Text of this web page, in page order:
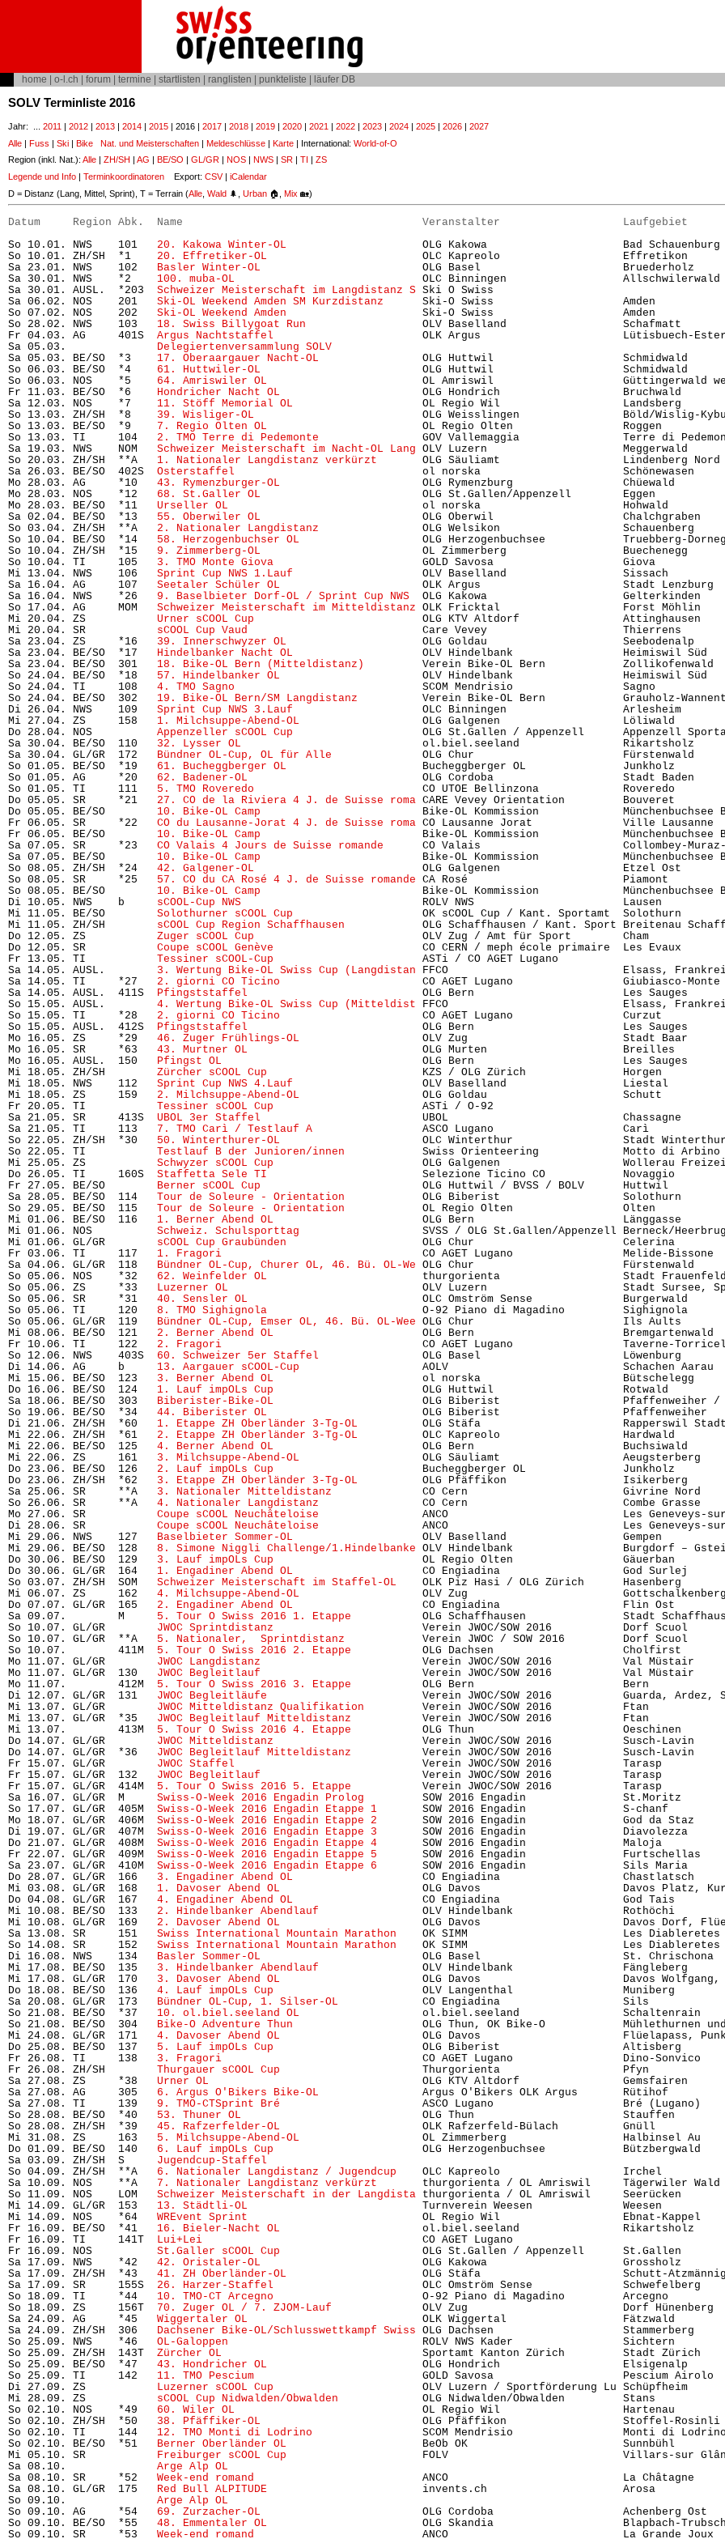
home o-l.ch forum termine startlisten ranglisten punkteliste läufer DB
SOLV Terminliste 2016
Jahr: ... 2011 | 2012 | 2013 | 2014 | 2015 | 2016 | 2017 | 2018 | 2019 | 2020 | 2021 | 2022 | 2023 | 2024 | 2025 | 2026 | 2027
Alle | Fuss | Ski | Bike Nat. und Meisterschaften | Meldeschlüsse | Karte | International: World-of-O
Region (inkl. Nat.): Alle ZH/SH AG BE/SO GL/GR NOS NWS SR TI
ZS
Legende und Info | Terminkoordinatoren Export: CSV| iCalendar
D = Distanz (Lang, Mittel, Sprint), T = Terrain (Alle Wald 🌲, Urban 🏠, Mix 🏡)
Datum     Region Abk.  Name                                     Veranstalter                   Laufgebiet
So 10.01. NWS    101 20. Kakowa Winter-OL
OLG Kakowa
So 10.01. ZH/SH  *1 20. Effretiker-OL
OLC Kapreolo
Sa 23.01. NWS    102
Basler Winter-OL
OLG Basel
Sa 30.01. NWS    *2 100. muba-OL
OLC Binningen
Sa 30.01. AUSL.  *203 Schweizer Meisterschaft im Langdistanz S Ski O
Sa 06.02. NOS    201 Ski-OL Weekend Amden SM Kurzdistanz
Ski-O Swiss
So 07.02. NOS    202 Ski-OL Weekend Amden
Ski-O Swiss
So 28.02. NWS    103 18. Swiss Billygoat Run
OLV Baselland
Fr 04.03. AG     401S Argus Nachtstaffel
OLK Argus
Sa 05.03.
Delegiertenversammlung SOLV
Sa 05.03. BE/SO  *3 17. Oberaargauer Nacht-OL
OLG Huttwil
So 06.03. BE/SO  *4 61. Huttwiler-OL
OLG Huttwil
So 06.03. NOS    *5 64. Amriswiler OL
OL Amriswil
Fr 11.03. BE/SO  *6
Hondricher Nacht OL
OLG Hondrich
Sa 12.03. NOS    *7 11. Stöff Memorial OL
OL Regio Wil
So 13.03. ZH/SH  *8 39. Wisliger-OL
OLG Weisslingen                Böld/
So 13.03. BE/SO  *9 7. Regio Olten OL
OL Regio Olten
So 13.03. TI     104 2. TMO Terre di Pedemonte
GOV Vallemaggia
Sa 19.03. NWS    NOM Schweizer Meisterschaft im Nacht-OL Lang OLV Luzern
So 20.03. ZH/SH  **A 1. Nationaler Langdistanz verkürzt
OLG Säuliamt
Sa 26.03. BE/SO  402S Osterstaffel
ol norska
Mo 28.03. AG     *10 43. Rymenzburger-OL
OLG Rymenzburg
Mo 28.03. NOS    *12 68. St.Galler OL
OLG St.Gallen/Appenzell
Mo 28.03. BE/SO  *11 Urseller OL
ol norska
Sa 02.04. BE/SO  *13 55. Oberwiler OL
OLG Oberwil
So 03.04. ZH/SH  **A 2. Nationaler Langdistanz
OLG Welsikon
So 10.04. BE/SO  *14 58. Herzogenbuchser OL
OLG Herzogenbuchsee
So 10.04. ZH/SH  *15 9. Zimmerberg-OL
OL Zimmerberg
So 10.04. TI     105 3. TMO Monte Giova
GOLD Savosa
Mi 13.04. NWS    106 Sprint Cup NWS 1.Lauf
OLV Baselland
Sa 16.04. AG     107 Seetaler Schüler OL
OLK Argus
Sa 16.04. NWS    *26 9. Baselbieter Dorf-OL / Sprint Cup NWS OLG Kakowa
So 17.04. AG     MOM Schweizer Meisterschaft im Mitteldistanz OLK Fricktal
Mi 20.04. ZS Urner sCOOL Cup
OLG KTV Altdorf
Mi 20.04. SR sCOOL Cup Vaud
Care Vevey
Sa 23.04. ZS     *16 39. Innerschwyzer OL
OLG Goldau
Sa 23.04. BE/SO  *17
Hindelbanker Nacht OL
OLV Hindelbank
Sa 23.04. BE/SO  301 18. Bike-OL Bern (Mitteldistanz)
Verein Bike-OL Bern
So 24.04. BE/SO  *18 57. Hindelbanker OL
OLV Hindelbank
So 24.04. TI     108 4. TMO Sagno
SCOM Mendrisio
So 24.04. BE/SO  302 19. Bike-OL Bern/SM Langdistanz
Verein Bike-OL Bern
Di 26.04. NWS    109 Sprint Cup NWS 3.Lauf
OLC Binningen
Mi 27.04. ZS     158 1. Milchsuppe-Abend-OL
OLG Galgenen
Do 28.04. NOS Appenzeller sCOOL Cup
OLG St.Gallen / Appenzell      Appenzell
Sa 30.04. BE/SO  110 32. Lysser OL
ol.biel.seeland
Sa 30.04. GL/GR  172
Bündner OL-Cup, OL für Alle
OLG Chur
So 01.05. BE/SO  *19 61. Bucheggberger OL
Bucheggberger OL
So 01.05. AG     *20 62. Badener-OL
OLG Cordoba
So 01.05. TI     111 5. TMO Roveredo
CO UTOE Bellinzona
Do 05.05. SR     *21 27. CO de la Riviera 4 J. de Suisse roma CARE Vevey Orientation
Do 05.05. BE/SO 10. Bike-OL Camp
Bike-OL Kommission
Fr 06.05. SR     *22 CO du Lausanne-Jorat 4 J. de Suisse roma CO Lausanne Jorat
Fr 06.05. BE/SO 10. Bike-OL Camp
Bike-OL Kommission
Sa 07.05. SR     *23 CO Valais 4 Jours de Suisse romande
CO Valais
Sa 07.05. BE/SO 10. Bike-OL Camp
Bike-OL Kommission
So 08.05. ZH/SH  *24 42. Galgener-OL
OLG Galgenen
So 08.05. SR     *25 57. CO du CA Rosé 4 J. de Suisse romande CA Rosé
So 08.05. BE/SO 10. Bike-OL Camp
Bike-OL Kommission
Di 10.05. NWS    b sCOOL-Cup NWS
ROLV NWS
Mi 11.05. BE/SO Solothurner sCOOL Cup
OK sCOOL Cup / Kant.
Mi 11.05. ZH/SH sCOOL Cup Region Schaffhausen
OLG Schaffhausen / Kant. Sport
Do 12.05. ZS Zuger sCOOL Cup
OLV Zug / Amt für
Do 12.05. SR Coupe sCOOL Genève
CO CERN / meph école
Fr 13.05. TI Tessiner sCOOL-Cup
ASTi / CO
Sa 14.05. AUSL. 3. Wertung Bike-OL Swiss Cup (Langdistan FFCO
Sa 14.05. TI     *27 2. giorni CO Ticino
CO AGET Lugano
Sa 14.05. AUSL.  411S
Pfingststaffel
OLG Bern
So 15.05. AUSL. 4. Wertung Bike-OL Swiss Cup (Mitteldist FFCO
So 15.05. TI     *28 2. giorni CO Ticino
CO AGET Lugano
So 15.05. AUSL.  412S
Pfingststaffel
OLG Bern
Mo 16.05. ZS     *29 46. Zuger Frühlings-OL
OLV Zug
Mo 16.05. SR     *63 43. Murtner OL
OLG Murten
Mo 16.05. AUSL.  150
Pfingst OL
OLG Bern
Mi 18.05. ZH/SH Zürcher sCOOL Cup
KZS / OLG Zürich
Mi 18.05. NWS    112 Sprint Cup NWS 4.Lauf
OLV Baselland
Mi 18.05. ZS     159 2. Milchsuppe-Abend-OL
OLG Goldau
Fr 20.05. TI Tessiner sCOOL Cup
Sa 21.05. SR     413S UBOL 3er Staffel
UBOL
Sa 21.05. TI     113 7. TMO Carì / Testlauf A
ASCO Lugano
So 22.05. ZH/SH  *30 50. Winterthurer-OL
OLC Winterthur
So 22.05. TI Testlauf B der Junioren/innen
Swiss Orienteering
Mi 25.05. ZS Schwyzer sCOOL Cup
OLG Galgenen                   Wollerau
Do 26.05. TI     160S Staffetta Sele TI
Selezione Ticino CO
Fr 27.05. BE/SO
Berner sCOOL Cup
OLG Huttwil / BVSS / BOLV
Sa 28.05. BE/SO  114 Tour de Soleure - Orientation
OLG Biberist
So 29.05. BE/SO  115 Tour de Soleure - Orientation
OL Regio Olten
Mi 01.06. BE/SO  116 1. Berner Abend OL
OLG Bern
Mi 01.06. NOS Schweiz. Schulsporttag
SVSS / OLG St.Gallen/Appenzell
Mi 01.06. GL/GR sCOOL Cup Graubünden
OLG Chur
Fr 03.06. TI     117 1. Fragori
CO AGET Lugano
Sa 04.06. GL/GR  118
Bündner OL-Cup, Churer OL, 46. Bü. OL-We OLG Chur
So 05.06. NOS    *32 62. Weinfelder OL
thurgorienta
So 05.06. ZS     *33
Luzerner OL
OLV Luzern
So 05.06. SR     *31 40. Sensler OL
OLC Omström Sense
So 05.06. TI     120 8. TMO Sighignola
O-92 Piano di Magadino
So 05.06. GL/GR  119
Bündner OL-Cup, Emser OL, 46. Bü. OL-Wee OLG Chur
Mi 08.06. BE/SO  121 2. Berner Abend OL
OLG Bern
Fr 10.06. TI     122 2. Fragori
CO AGET Lugano
So 12.06. NWS    403S 60. Schweizer 5er Staffel
OLG Basel
Di 14.06. AG     b 13. Aargauer sCOOL-Cup
AOLV
Mi 15.06. BE/SO  123 3. Berner Abend OL
ol norska
Do 16.06. BE/SO  124 1. Lauf impOLs Cup
OLG Huttwil
Sa 18.06. BE/SO  303
Biberister-Bike-OL
OLG Biberist
So 19.06. BE/SO  *34 44. Biberister OL
OLG Biberist
Di 21.06. ZH/SH  *60 1. Etappe ZH Oberländer 3-Tg-OL
OLG Stäfa
Mi 22.06. ZH/SH  *61 2. Etappe ZH Oberländer 3-Tg-OL
OLC Kapreolo
Mi 22.06. BE/SO  125 4. Berner Abend OL
OLG Bern
Mi 22.06. ZS     161 3. Milchsuppe-Abend-OL
OLG Säuliamt
Do 23.06. BE/SO  126 2. Lauf impOLs Cup
Bucheggberger OL
Do 23.06. ZH/SH  *62 3. Etappe ZH Oberländer 3-Tg-OL
OLG Pfäffikon
Sa 25.06. SR     **A 3. Nationaler Mitteldistanz
CO Cern
So 26.06. SR     **A 4. Nationaler Langdistanz
CO Cern
Mo 27.06. SR Coupe sCOOL Neuchâteloise
ANCO                           Les
Di 28.06. SR Coupe sCOOL Neuchâteloise
ANCO                           Les
Mi 29.06. NWS    127
Baselbieter Sommer-OL
OLV Baselland
Mi 29.06. BE/SO  128 8. Simone Niggli Challenge/1.Hindelbanke OLV Hindelbank
Do 30.06. BE/SO  129 3. Lauf impOLs Cup
OL Regio Olten
Do 30.06. GL/GR  164 1. Engadiner Abend OL
CO Engiadina
So 03.07. ZH/SH  SOM Schweizer Meisterschaft im Staffel-OL
OLK Piz Hasi / OLG Zürich
Mi 06.07. ZS     162 4. Milchsuppe-Abend-OL
OLV Zug
Do 07.07. GL/GR  165 2. Engadiner Abend OL
CO Engiadina
Sa 09.07.        M 5. Tour O Swiss 2016 1. Etappe
OLG Schaffhausen
So 10.07. GL/GR JWOC Sprintdistanz
Verein JWOC/SOW 2016
So 10.07. GL/GR  **A 5. Nationaler,  Sprintdistanz
Verein JWOC / SOW 2016
So 10.07.        411M 5. Tour O Swiss 2016 2. Etappe
OLG Dachsen
Mo 11.07. GL/GR JWOC Langdistanz
Verein JWOC/SOW 2016
Mo 11.07. GL/GR  130 JWOC Begleitlauf
Verein JWOC/SOW 2016
Mo 11.07.        412M 5. Tour O Swiss 2016 3. Etappe
OLG Bern
Di 12.07. GL/GR  131 JWOC Begleitläufe
Verein JWOC/SOW 2016
Mi 13.07. GL/GR JWOC Mitteldistanz Qualifikation
Verein JWOC/SOW 2016
Mi 13.07. GL/GR  *35 JWOC Begleitlauf Mitteldistanz
Verein JWOC/SOW 2016
Mi 13.07.        413M 5. Tour O Swiss 2016 4. Etappe
OLG Thun
Do 14.07. GL/GR JWOC Mitteldistanz
Verein JWOC/SOW 2016
Do 14.07. GL/GR  *36 JWOC Begleitlauf Mitteldistanz
Verein JWOC/SOW 2016
Fr 15.07. GL/GR JWOC Staffel
Verein JWOC/SOW 2016
Fr 15.07. GL/GR  132 JWOC Begleitlauf
Verein JWOC/SOW 2016
Fr 15.07. GL/GR  414M 5. Tour O Swiss 2016 5. Etappe
Verein JWOC/SOW 2016
Sa 16.07. GL/GR  M Swiss-O-Week 2016 Engadin Prolog
SOW 2016 Engadin
So 17.07. GL/GR  405M Swiss-O-Week 2016 Engadin Etappe 1
SOW 2016 Engadin
Mo 18.07. GL/GR  406M Swiss-O-Week 2016 Engadin Etappe 2
SOW 2016 Engadin
Di 19.07. GL/GR  407M Swiss-O-Week 2016 Engadin Etappe 3
SOW 2016 Engadin
Do 21.07. GL/GR  408M Swiss-O-Week 2016 Engadin Etappe 4
SOW 2016 Engadin
Fr 22.07. GL/GR  409M Swiss-O-Week 2016 Engadin Etappe 5
SOW 2016 Engadin
Sa 23.07. GL/GR  410M Swiss-O-Week 2016 Engadin Etappe 6
SOW 2016 Engadin
Do 28.07. GL/GR  166 3. Engadiner Abend OL
CO Engiadina
Mi 03.08. GL/GR  168 1. Davoser Abend OL
OLG Davos
Do 04.08. GL/GR  167 4. Engadiner Abend OL
CO Engiadina
Mi 10.08. BE/SO  133 2. Hindelbanker Abendlauf
OLV Hindelbank
Mi 10.08. GL/GR  169 2. Davoser Abend OL
OLG Davos                      Davos
Sa 13.08. SR     151 Swiss International Mountain Marathon
OK SIMM
So 14.08. SR     152 Swiss International Mountain Marathon
OK SIMM
Di 16.08. NWS    134
Basler Sommer-OL
OLG Basel
Mi 17.08. BE/SO  135 3. Hindelbanker Abendlauf
OLV Hindelbank
Mi 17.08. GL/GR  170 3. Davoser Abend OL
OLG Davos                      Davos
Do 18.08. BE/SO  136 4. Lauf impOLs Cup
OLV Langenthal
Sa 20.08. GL/GR  173
Bündner OL-Cup, 1. Silser-OL
CO Engiadina
So 21.08. BE/SO  *37 10. ol.biel.seeland OL
ol.biel.seeland
So 21.08. BE/SO  304
Bike-O Adventure Thun
OLG Thun, OK Bike-O
Mi 24.08. GL/GR  171 4. Davoser Abend OL
OLG Davos
Do 25.08. BE/SO  137 5. Lauf impOLs Cup
OLG Biberist
Fr 26.08. TI     138 3. Fragori
CO AGET Lugano
Fr 26.08. ZH/SH Thurgauer sCOOL Cup
Thurgorienta
Sa 27.08. ZS     *38 Urner OL
OLG KTV Altdorf
Sa 27.08. AG     305 6. Argus O'Bikers Bike-OL
Argus O'Bikers OLK Argus
Sa 27.08. TI     139 9. TMO-CTSprint Bré
ASCO Lugano
So 28.08. BE/SO  *40 53. Thuner OL
OLG Thun
So 28.08. ZH/SH  *39 45. Rafzerfelder-OL
OLK Rafzerfeld-Bülach
Mi 31.08. ZS     163 5. Milchsuppe-Abend-OL
OL Zimmerberg
Do 01.09. BE/SO  140 6. Lauf impOLs Cup
OLG Herzogenbuchsee
Sa 03.09. ZH/SH  S Jugendcup-Staffel
So 04.09. ZH/SH  **A 6. Nationaler Langdistanz / Jugendcup
OLC Kapreolo
Sa 10.09. NOS    **A 7. Nationaler Langdistanz verkürzt
thurgorienta / OL Amriswil
So 11.09. NOS    LOM Schweizer Meisterschaft in der Langdista thurgorienta / OL Amriswil
Mi 14.09. GL/GR  153 13. Städtli-OL
Turnverein Weesen
Mi 14.09. NOS    *64 WREvent Sprint
OL Regio Wil
Fr 16.09. BE/SO  *41 16. Bieler-Nacht OL
ol.biel.seeland
Fr 16.09. TI     141T
Lui+Lei
CO
Fr 16.09. NOS St.Galler sCOOL Cup
OLG St.Gallen / Appenzell
Sa 17.09. NWS    *42 42. Oristaler-OL
OLG Kakowa
Sa 17.09. ZH/SH  *43 41. ZH Oberländer-OL
OLG Stäfa
Sa 17.09. SR     155S 26. Harzer-Staffel
OLC Omström Sense
So 18.09. TI     *44 10. TMO-CT Arcegno
O-92 Piano di Magadino
So 18.09. ZS     156T 70. Zuger OL / 7. ZJOM-Lauf
OLV Zug
Sa 24.09. AG     *45 Wiggertaler OL
OLK Wiggertal
Sa 24.09. ZH/SH  306
Dachsener Bike-OL/Schlusswettkampf Swiss OLG Dachsen
So 25.09. NWS    *46 OL-Galoppen
ROLV NWS Kader
So 25.09. ZH/SH  143T Zürcher OL
Sportamt Kanton Zürich
So 25.09. BE/SO  *47 43. Hondricher OL
OLG Hondrich
So 25.09. TI     142 11. TMO Pescium
GOLD Savosa
Di 27.09. ZS
Luzerner sCOOL Cup
OLV Luzern / Sportförderung
Mi 28.09. ZS sCOOL Cup Nidwalden/Obwalden
OLG Nidwalden/Obwalden
So 02.10. NOS    *49 60. Wiler OL
OL Regio Wil
So 02.10. ZH/SH  *50 38. Pfäffiker-OL
OLG Pfäffikon
So 02.10. TI     144 12. TMO Monti di Lodrino
SCOM Mendrisio
So 02.10. BE/SO  *51
Berner Oberländer OL
BeOb OK
Mi 05.10. SR
Freiburger sCOOL Cup
FOLV
Sa 08.10. Arge Alp OL
Sa 08.10. SR     *52 Week-end romand
ANCO
Sa 08.10. GL/GR  175
Red Bull ALPITUDE
invents.ch
So 09.10. Arge Alp OL
So 09.10. AG     *54 69. Zurzacher-OL
OLG Cordoba
So 09.10. BE/SO  *55 48. Emmentaler OL
OLG Skandia
So 09.10. SR     *53 Week-end romand
ANCO